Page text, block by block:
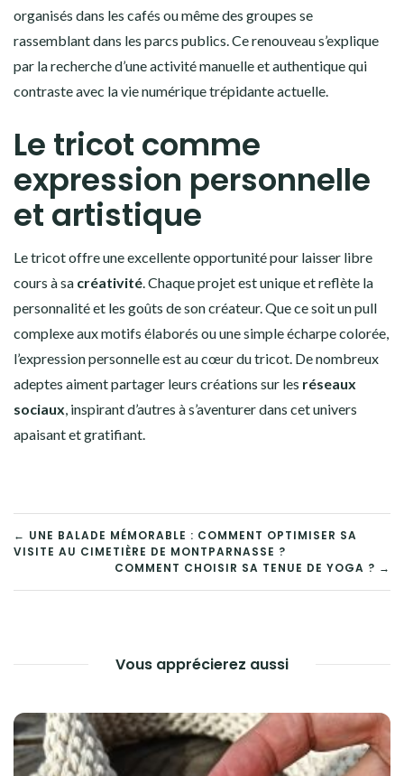
organisés dans les cafés ou même des groupes se
rassemblant dans les parcs publics. Ce renouveau s’explique
par la recherche d’une activité manuelle et authentique qui
contraste avec la vie numérique trépidante actuelle.
Le tricot comme
expression personnelle
et artistique
Le tricot offre une excellente opportunité pour laisser libre
cours à sa créativité. Chaque projet est unique et reflète la
personnalité et les goûts de son créateur. Que ce soit un pull
complexe aux motifs élaborés ou une simple écharpe colorée,
l’expression personnelle est au cœur du tricot. De nombreux
adeptes aiment partager leurs créations sur les réseaux
sociaux, inspirant d’autres à s’aventurer dans cet univers
apaisant et gratifiant.
NAVIGATION
DE
← UNE BALADE MÉMORABLE : COMMENT OPTIMISER SA
VISITE AU CIMETIÈRE DE MONTPARNASSE ?
COMMENT CHOISIR SA TENUE DE YOGA ? →
Vous apprécierez aussi